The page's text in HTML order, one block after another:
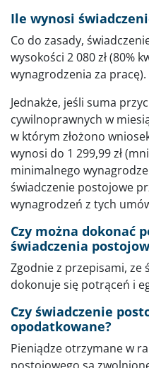
Ile wynosi
Co do zasady,
wysokości 2 080 zł (80%
wynagrodzenia za pracę).
Jednakże, jeśli suma
cywilnoprawnych w
w którym złożono
wynosi do 1 299,99 zł
minimalnego
świadczenie postojowe
wynagrodzeń z tych
Czy można dokonać
świadczenia
Zgodnie z przepisami, ze
dokonuje się potrąceń i
Czy świadczenie
opodatkowane?
Pieniądze otrzymane w
postojowego są